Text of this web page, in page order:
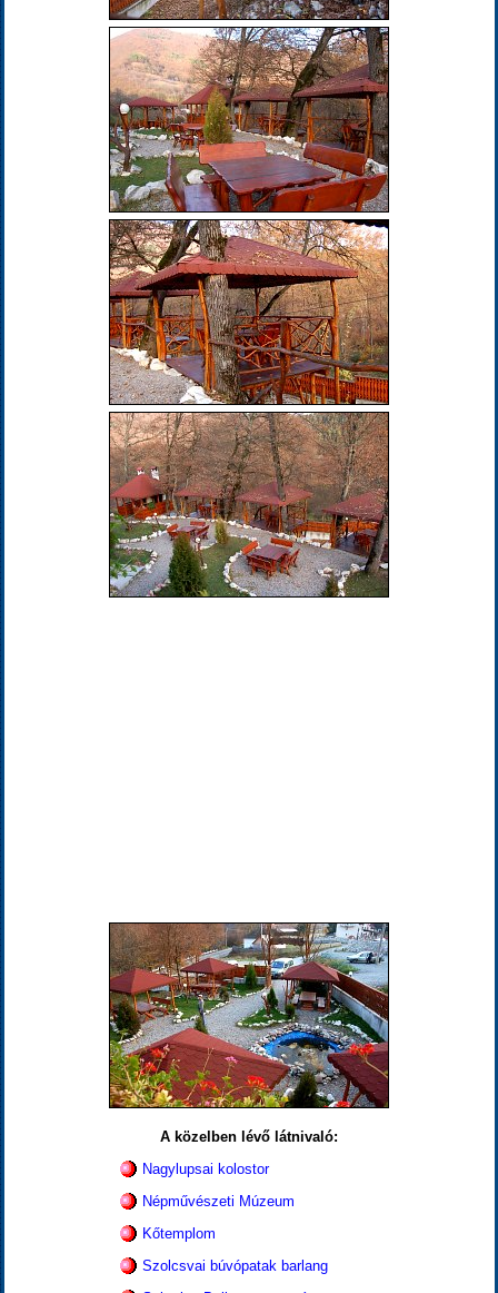
A közelben lévő látnivaló:
Nagylupsai kolostor
Népművészeti Múzeum
Kőtemplom
Szolcsvai búvópatak barlang